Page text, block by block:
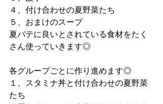
４、付け合わせの夏野菜たち
５、おまけのスープ
夏バテに良いとされている食材をたく
さん使っていきます◎
各グループごとに作り進めます◎
１、スタミナ丼と付け合わせの夏野菜
たち